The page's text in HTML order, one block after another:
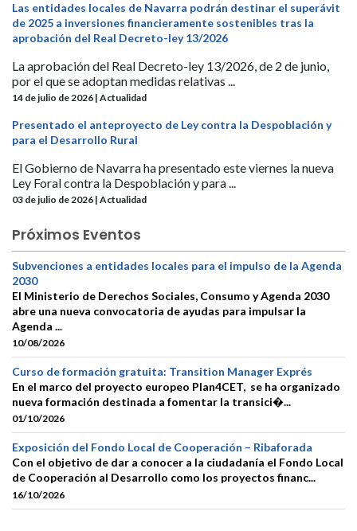
Las entidades locales de Navarra podrán destinar el superávit
de 2025 a inversiones financieramente sostenibles tras la
aprobación del Real Decreto-ley 13/2026
La aprobación del Real Decreto-ley 13/2026, de 2 de junio,
por el que se adoptan medidas relativas ...
14 de julio de 2026 | Actualidad
Presentado el anteproyecto de Ley contra la Despoblación y
para el Desarrollo Rural
El Gobierno de Navarra ha presentado este viernes la nueva
Ley Foral contra la Despoblación y para ...
03 de julio de 2026 | Actualidad
Próximos Eventos
Subvenciones a entidades locales para el impulso de la Agenda
2030
El Ministerio de Derechos Sociales, Consumo y Agenda 2030
abre una nueva convocatoria de ayudas para impulsar la
Agenda ...
10/08/2026
Curso de formación gratuita: Transition Manager Exprés
En el marco del proyecto europeo Plan4CET, se ha organizado
nueva formación destinada a fomentar la transici�...
01/10/2026
Exposición del Fondo Local de Cooperación – Ribaforada
Con el objetivo de dar a conocer a la ciudadanía el Fondo Local
de Cooperación al Desarrollo como los proyectos financ...
16/10/2026